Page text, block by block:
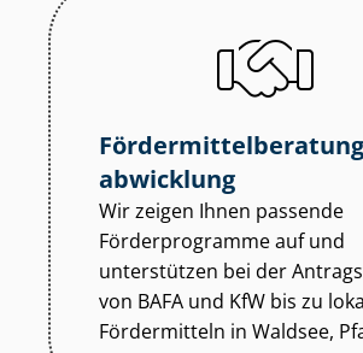
abwicklung
Wir zeigen Ihnen passende
Förderprogramme auf und
unterstützen bei der
von BAFA und KfW bis zu
Fördermitteln in Waldsee,